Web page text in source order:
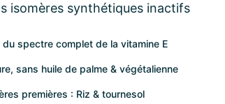
isomères synthétiques inactifs
spectre complet de la vitamine E
sans huile de palme & végétalienne
premières : Riz & tournesol